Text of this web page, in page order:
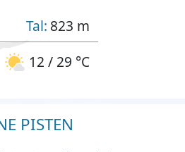
Tal: 823 m
12 / 29 °C
PISTEN